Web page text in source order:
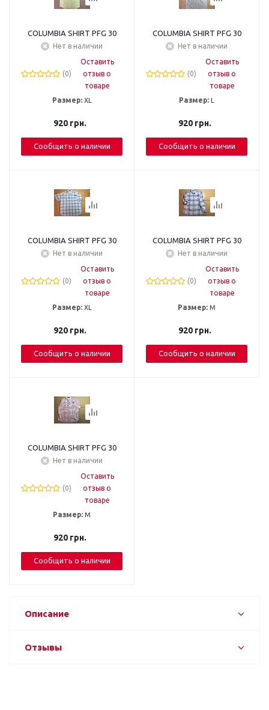
COLUMBIA SHIRT PFG 30
Нет в наличии
(0)
Оставить
отзыв о
товаре
Размер: XL
920грн.
Сообщить о наличии
COLUMBIA SHIRT PFG 30
Нет в наличии
(0)
Оставить
отзыв о
товаре
Размер: L
920грн.
Сообщить о наличии
COLUMBIA SHIRT PFG 30
Нет в наличии
(0)
Оставить
отзыв о
товаре
Размер: XL
920грн.
Сообщить о наличии
COLUMBIA SHIRT PFG 30
Нет в наличии
(0)
Оставить
отзыв о
товаре
Размер: M
920грн.
Сообщить о наличии
COLUMBIA SHIRT PFG 30
Нет в наличии
(0)
Оставить
отзыв о
товаре
Размер: M
920грн.
Сообщить о наличии
Описание
Отзывы